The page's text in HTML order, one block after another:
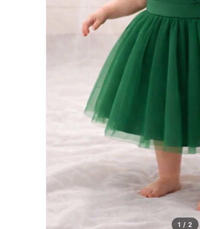
1 / 2